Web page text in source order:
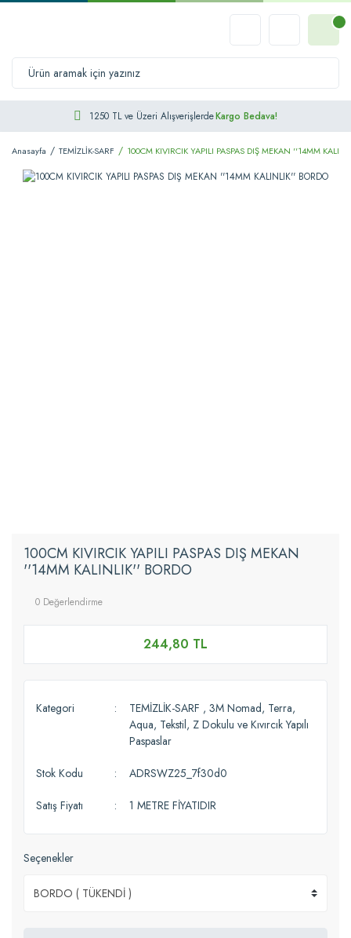
1250 TL ve Üzeri AlışverişlerdeKargo Bedava!
Anasayfa TEMİZLİK-SARF 100CM KIVIRCIK YAPILI PASPAS DIŞ MEKAN ''14MM
100CM KIVIRCIK YAPILI PASPAS DIŞ MEKAN
''14MM KALINLIK'' BORDO
0 Değerlendirme
244,80 TL
Kategori TEMİZLİK-SARF , 3M Nomad, Terra,
Aqua, Tekstil, Z Dokulu ve Kıvırcık Yapılı
Paspaslar
Stok Kodu ADRSWZ25_7f30d0
Satış Fiyatı 1 METRE FİYATIDIR
Seçenekler